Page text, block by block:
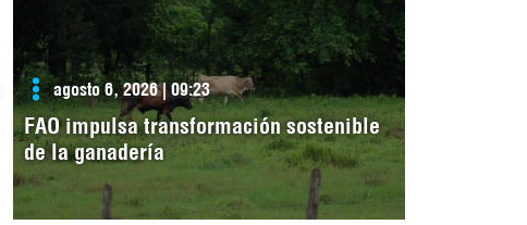
agosto 6, 2026 | 09:23
FAO impulsa transformación sostenible
de la ganadería